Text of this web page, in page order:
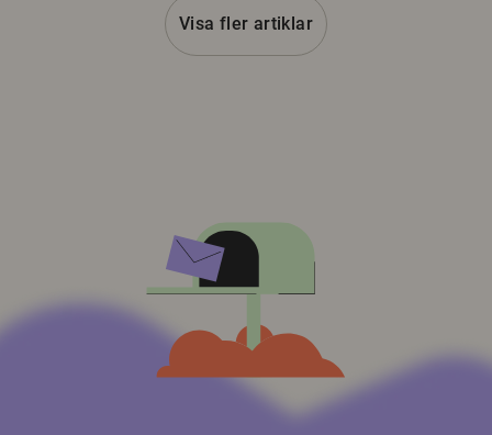
Visa fler artiklar